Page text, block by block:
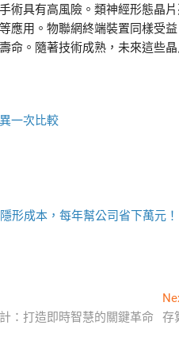
術具有高風險。類神經形態晶
應用。物聯網終端裝置同樣受
命。隨著技術成熟，未來這些
一次比較
形成本，每年幫公司省下萬元！
：打造即時智慧的關鍵革命 存